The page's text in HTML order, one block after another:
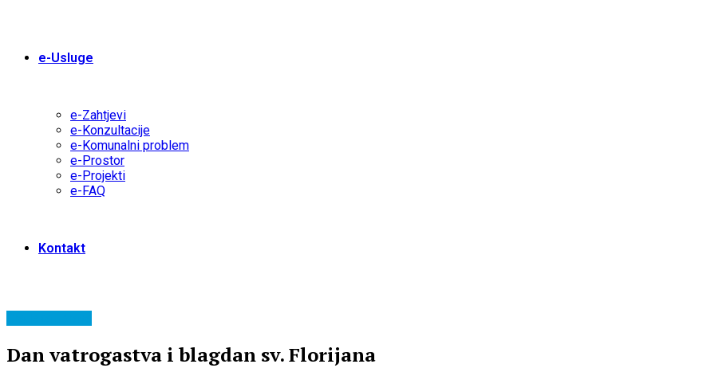
e-Usluge
e-Zahtjevi
e-Konzultacije
e-Komunalni problem
e-Prostor
e-Projekti
e-FAQ
Kontakt
Dan vatrogastva i blagdan sv. Florijana